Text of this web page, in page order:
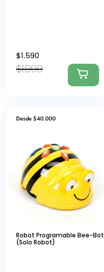
$1.990
$1.590
Desde $40.000
Robot Programable Bee-Bot
(Solo Robot)